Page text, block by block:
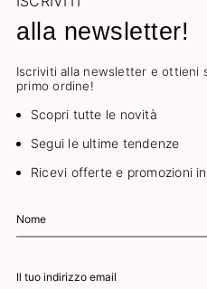
alla newsletter!
Iscriviti alla newsletter e ottieni
primo ordine!
Scopri tutte le novità
Segui le ultime tendenze
Ricevi offerte e promozioni